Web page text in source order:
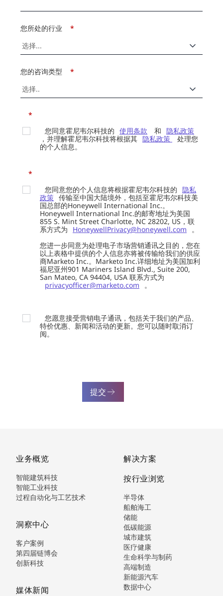
*
您所处的行业
*
您的咨询类型
*
您同意霍尼韦尔科技的 使用条款 和 隐私政策
，并理解霍尼韦尔科技将根据其 隐私政策
处理您
的个人信息。
*
您同意您的个人信息将根据霍尼韦尔科技的 隐私
政策 传输至中国大陆境外，包括至霍尼韦尔科技美
国总部的Honeywell International Inc.。
Honeywell International Inc.的邮寄地址为美国
855 S. Mint Street Charlotte, NC 28202, US，联
系方式为
HoneywellPrivacy@honeywell.com
。
您进一步同意为处理电子市场营销通讯之目的，您在
以上表格中提供的个人信息亦将被传输给我们的供应
商Marketo Inc.。Marketo Inc.详细地址为美国加利
福尼亚州901 Mariners Island Blvd., Suite 200,
San Mateo, CA 94404, USA 联系方式为
privacyofficer@marketo.com
。
您愿意接受营销电子通讯，包括关于我们的产品、
特价优惠、新闻和活动的更新。您可以随时取消订
阅。
提交
业务概览
智能建筑科技
智能工业科技
过程自动化与工艺技术
洞察中心
客户案例
第四届链博会
创新科技
媒体新闻
解决方案
按行业浏览
半导体
船舶海工
储能
低碳能源
城市建筑
医疗健康
生命科学与制药
高端制造
新能源汽车
数据中心